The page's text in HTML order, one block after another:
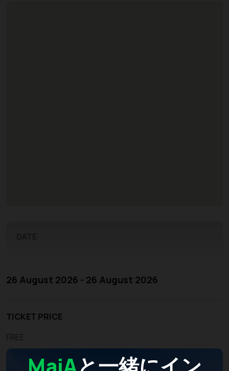
26 August 2026 - 26 August 2026
TICKET PRICE
FREE